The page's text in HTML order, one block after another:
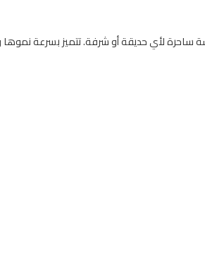
ساحرة لأي حديقة أو شرفة. تتميز بسرعة